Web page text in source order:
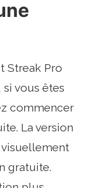
Streak Pro
vous êtes
commencer
La version
gratuite.